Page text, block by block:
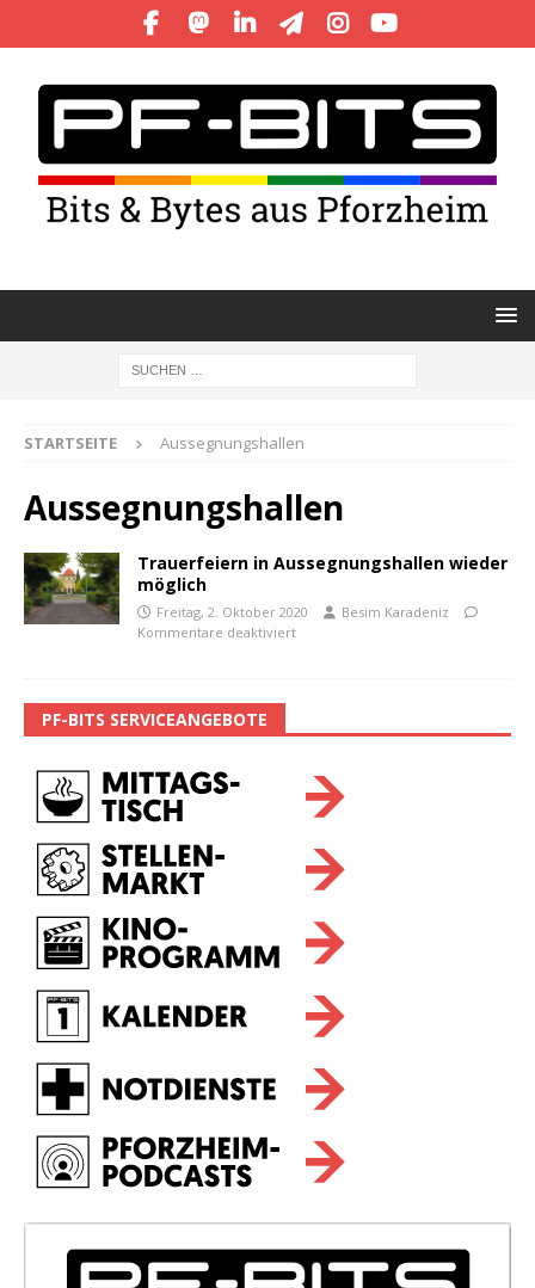
STARTSEITE Aussegnungshallen
Aussegnungshallen
Trauerfeiern in Aussegnungshallen wieder
möglich
Freitag, 2. Oktober 2020
Besim Karadeniz
Kommentare deaktiviert
PF-BITS SERVICEANGEBOTE